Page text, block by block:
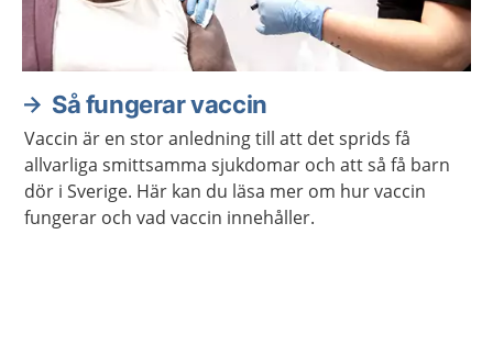
Så fungerar vaccin
Vaccin är en stor anledning till att det sprids få
allvarliga smittsamma sjukdomar och att så få barn
dör i Sverige. Här kan du läsa mer om hur vaccin
fungerar och vad vaccin innehåller.